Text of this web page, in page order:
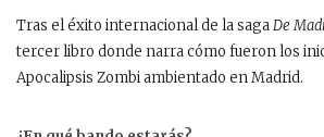
Tras el éxito internacional de la sagaDe
tercer libro donde narra cómo fueron los
Apocalipsis Zombi ambientado en Madrid.